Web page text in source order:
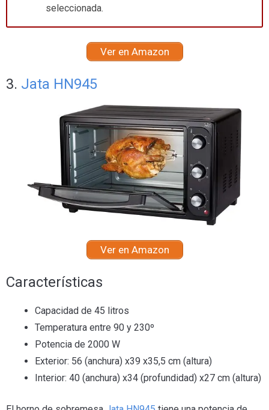
seleccionada.
Ver en Amazon
3. Jata HN945
Ver en Amazon
Características
Capacidad de 45 litros
Temperatura entre 90 y 230º
Potencia de 2000 W
Exterior: 56 (anchura) x39 x35,5 cm (altura)
Interior: 40 (anchura) x34 (profundidad) x27 cm (altura)